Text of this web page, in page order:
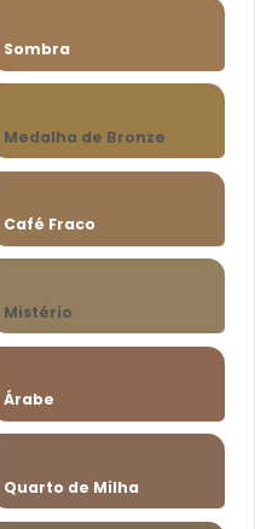
Sombra
Medalha de Bronze
Café Fraco
Mistério
Árabe
Quarto de Milha